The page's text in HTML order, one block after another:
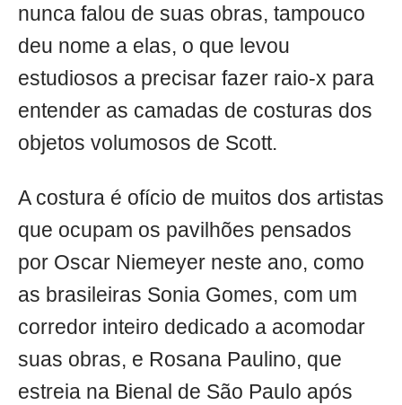
nunca falou de suas obras, tampouco
deu nome a elas, o que levou
estudiosos a precisar fazer raio-x para
entender as camadas de costuras dos
objetos volumosos de Scott.
A costura é ofício de muitos dos artistas
que ocupam os pavilhões pensados
por Oscar Niemeyer neste ano, como
as brasileiras Sonia Gomes, com um
corredor inteiro dedicado a acomodar
suas obras, e Rosana Paulino, que
estreia na Bienal de São Paulo após